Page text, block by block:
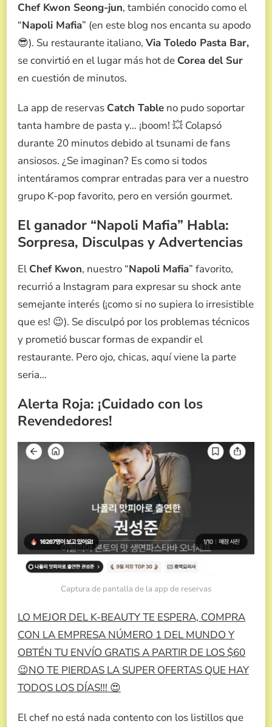
Chef Kwon Seong-jun, también conocido como el
“Napoli Mafia” (en este blog nos encanta su apodo
😎). Su restaurante italiano, Via Toledo Pasta Bar,
se convirtió en el lugar más hot de Corea del Sur
en cuestión de minutos.
La app de reservas Catch Table no pudo soportar
tanta hambre de pasta y… ¡boom! 💥 Colapsó
durante 20 minutos debido al tsunami de fans
ansiosos. ¿Se imaginan? Es como si todos
intentáramos comprar entradas para ver a nuestro
grupo K-pop favorito, pero en versión gourmet.
El ganador “Napoli Mafia” Habla:
Sorpresa, Disculpas y Advertencias
El Chef Kwon, nuestro “Napoli Mafia” favorito,
recurrió a Instagram para expresar su shock ante
semejante interés (¡como si no supiera lo irresistible
que es! 😉). Se disculpó por los problemas técnicos
y prometió buscar formas de expandir el
restaurante. Pero ojo, chicas, aquí viene la parte
seria…
Alerta Roja: ¡Cuidado con los
Revendedores!
Captura de pantalla de la app de reservas
LO MEJOR DEL K-BEAUTY TE ESPERA, COMPRA
CON LA EMPRESA NÚMERO 1 DEL MUNDO Y
OBTÉN TU ENVÍO GRATIS A PARTIR DE LOS $60
😉NO TE PIERDAS LA SUPER OFERTAS QUE HAY
TODOS LOS DÍAS!!! 😍
El chef no está nada contento con los listillos que